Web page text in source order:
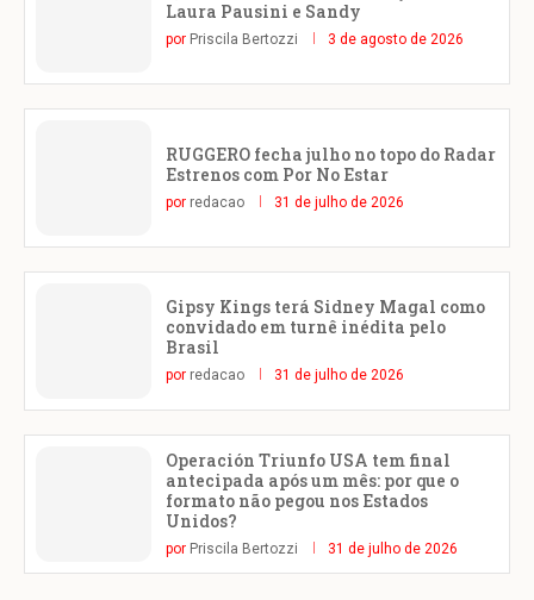
Laura Pausini e Sandy
por Priscila Bertozzi 3 de agosto de 2026
RUGGERO fecha julho no topo do Radar
Estrenos com Por No Estar
por redacao 31 de julho de 2026
Gipsy Kings terá Sidney Magal como
convidado em turnê inédita pelo
Brasil
por redacao 31 de julho de 2026
Operación Triunfo USA tem final
antecipada após um mês: por que o
formato não pegou nos Estados
Unidos?
por Priscila Bertozzi 31 de julho de 2026